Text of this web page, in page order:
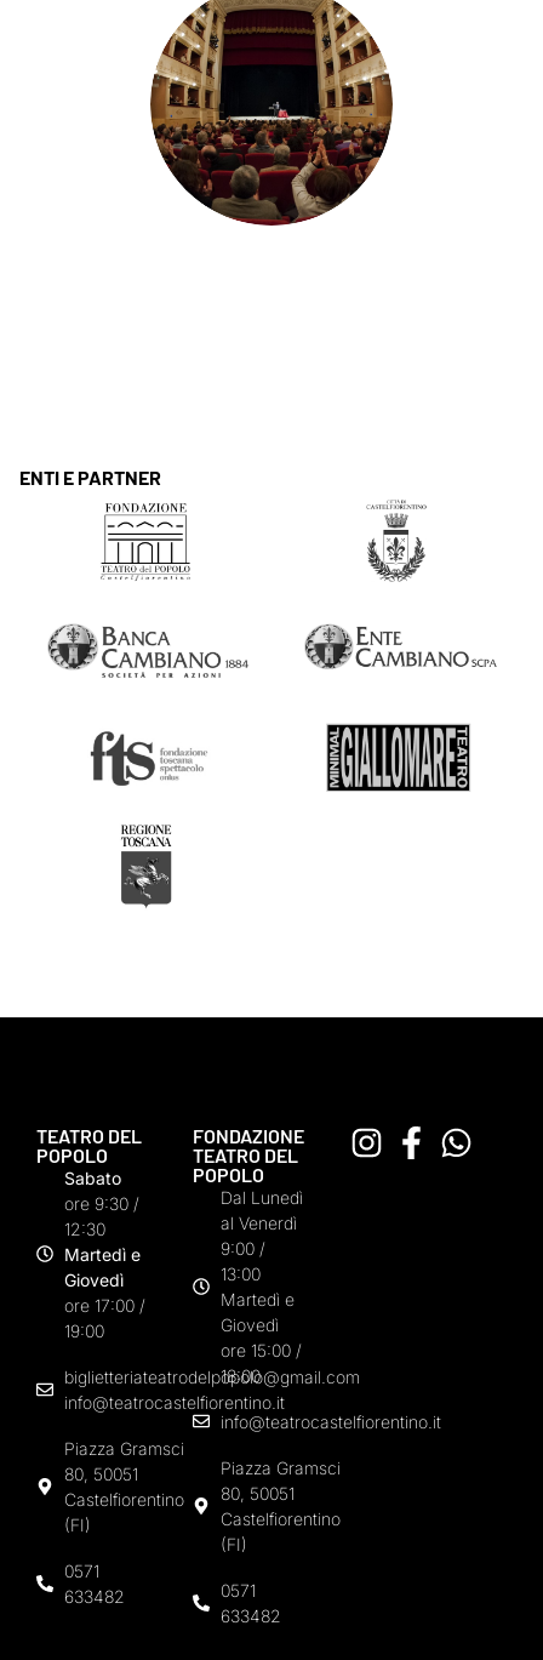
ENTI E PARTNER
TEATRO DEL
POPOLO
Sabato
ore 9:30 /
12:30
Martedì e
Giovedì
ore 17:00 /
19:00
biglietteriateatrodelpopolo@gmail.com
info@teatrocastelfiorentino.it
Piazza Gramsci
80, 50051
Castelfiorentino
(FI)
0571
633482
FONDAZIONE
TEATRO DEL
POPOLO
Dal Lunedì
al Venerdì
9:00 /
13:00
Martedì e
Giovedì
ore 15:00 /
18:00
info@teatrocastelfiorentino.it
Piazza Gramsci
80, 50051
Castelfiorentino
(FI)
0571
633482